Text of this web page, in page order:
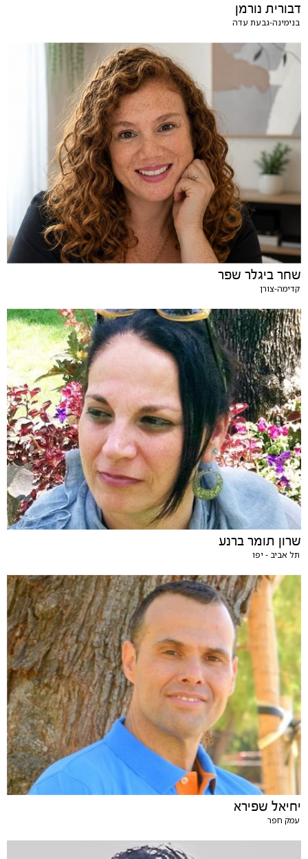
דבורית נורמן
בנימינה-גבעת עדה
שחר ביגלר שפר
קדימה-צורן
שרון תומר ברנע
תל אביב - יפו
יחיאל שפירא
עמק חפר